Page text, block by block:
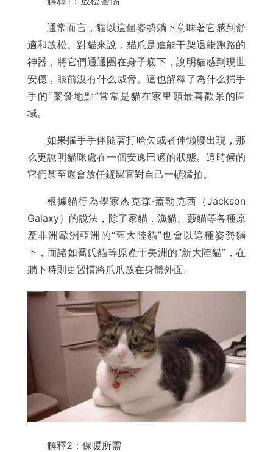
通常而言，貓以這個姿勢躺下意味著它感到舒
適和放松。對貓來說，貓爪是進能干架退能跑路的
神器，將它們通通團在身子底下，說明貓感到現世
安穩，眼前沒有什么威脅。這也解釋了為什么揣手
手的“案發地點”常常是貓在家里頭最喜歡呆的區
域。
如果揣手手伴隨著打哈欠或者伸懶腰出現，那
么更說明貓咪處在一個安逸巴適的狀態。這時候的
它們甚至還會放任鏟屎官對自己一頓猛拍。
根據貓行為學家杰克森·蓋勒克西（Jackson
Galaxy）的說法，除了家貓，漁貓、藪貓等各種原
產非洲歐洲亞洲的“舊大陸貓”也會以這種姿勢躺
下，而諸如喬氏貓等原產于美洲的“新大陸貓”，在
躺下時則更習慣將爪爪放在身體外面。
解釋2：保暖所需